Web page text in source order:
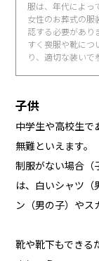
服は、年代によっ
女性のお葬式の服
認する必要があり
すく喪服や靴につ
り、適切な装いで
子供
中学生や高校生で
無難といえます。
制服がない場合（
は、白いシャツ（
ン（男の子）やス
靴や靴下もできる